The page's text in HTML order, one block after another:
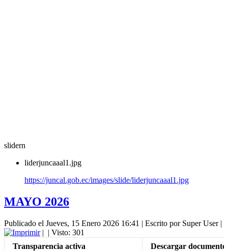
slidern
liderjuncaaal1.jpg
https://juncal.gob.ec/images/slide/liderjuncaaal1.jpg
MAYO 2026
Publicado el Jueves, 15 Enero 2026 16:41 | Escrito por Super User|
| | Visto: 301
Transparencia activa
Descargar documento